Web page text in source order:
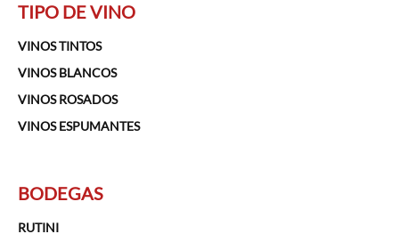
TIPO DE VINO
VINOS TINTOS
VINOS BLANCOS
VINOS ROSADOS
VINOS ESPUMANTES
BODEGAS
RUTINI